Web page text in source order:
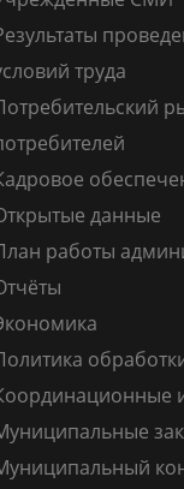
труда
данные
работы